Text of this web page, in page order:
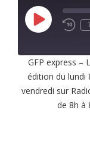
Play
Episode
RSS FEED
SHARE
GFP express –
édition du lundi
vendredi sur
de 8h à